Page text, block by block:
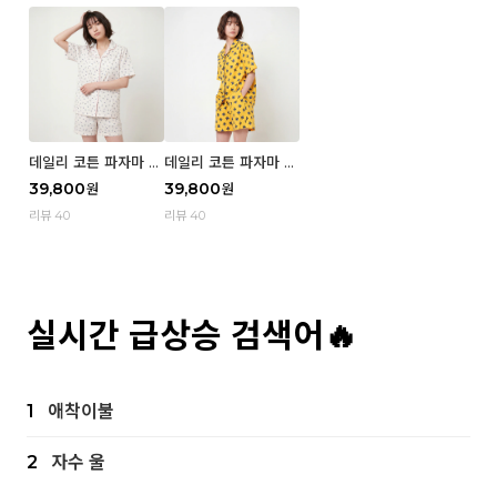
데일리 코튼 파자마 반
팔 세트 (우먼) - 02
Blue cherry
39,800원
리뷰 40
데일리 코튼 파자마 반
팔 세트 (우먼) - 01 Mi
z
39,800원
리뷰 40
실시간 급상승 검색어🔥
1 애착이불
2 자수 울